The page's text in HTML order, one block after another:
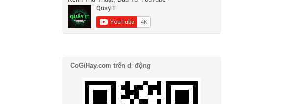
CoGiHay.com trên di động